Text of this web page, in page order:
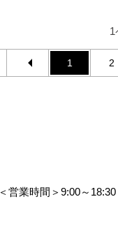
1
1 2
＜営業時間＞9:00～